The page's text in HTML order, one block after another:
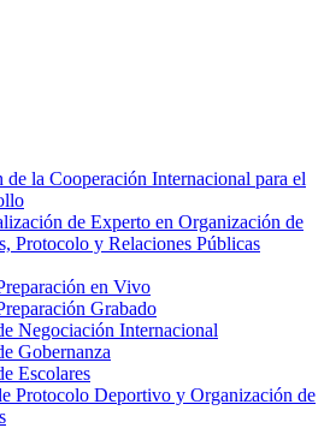
de la Cooperación Internacional para el
de Experto en Organización de
Protocolo y Relaciones Públicas
en Vivo
Grabado
Negociación Internacional
Gobernanza
Escolares
Protocolo Deportivo y Organización de